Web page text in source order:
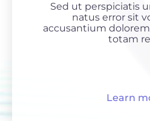
Sed ut perspiciatis
natus error sit
accusantium
totam
Learn